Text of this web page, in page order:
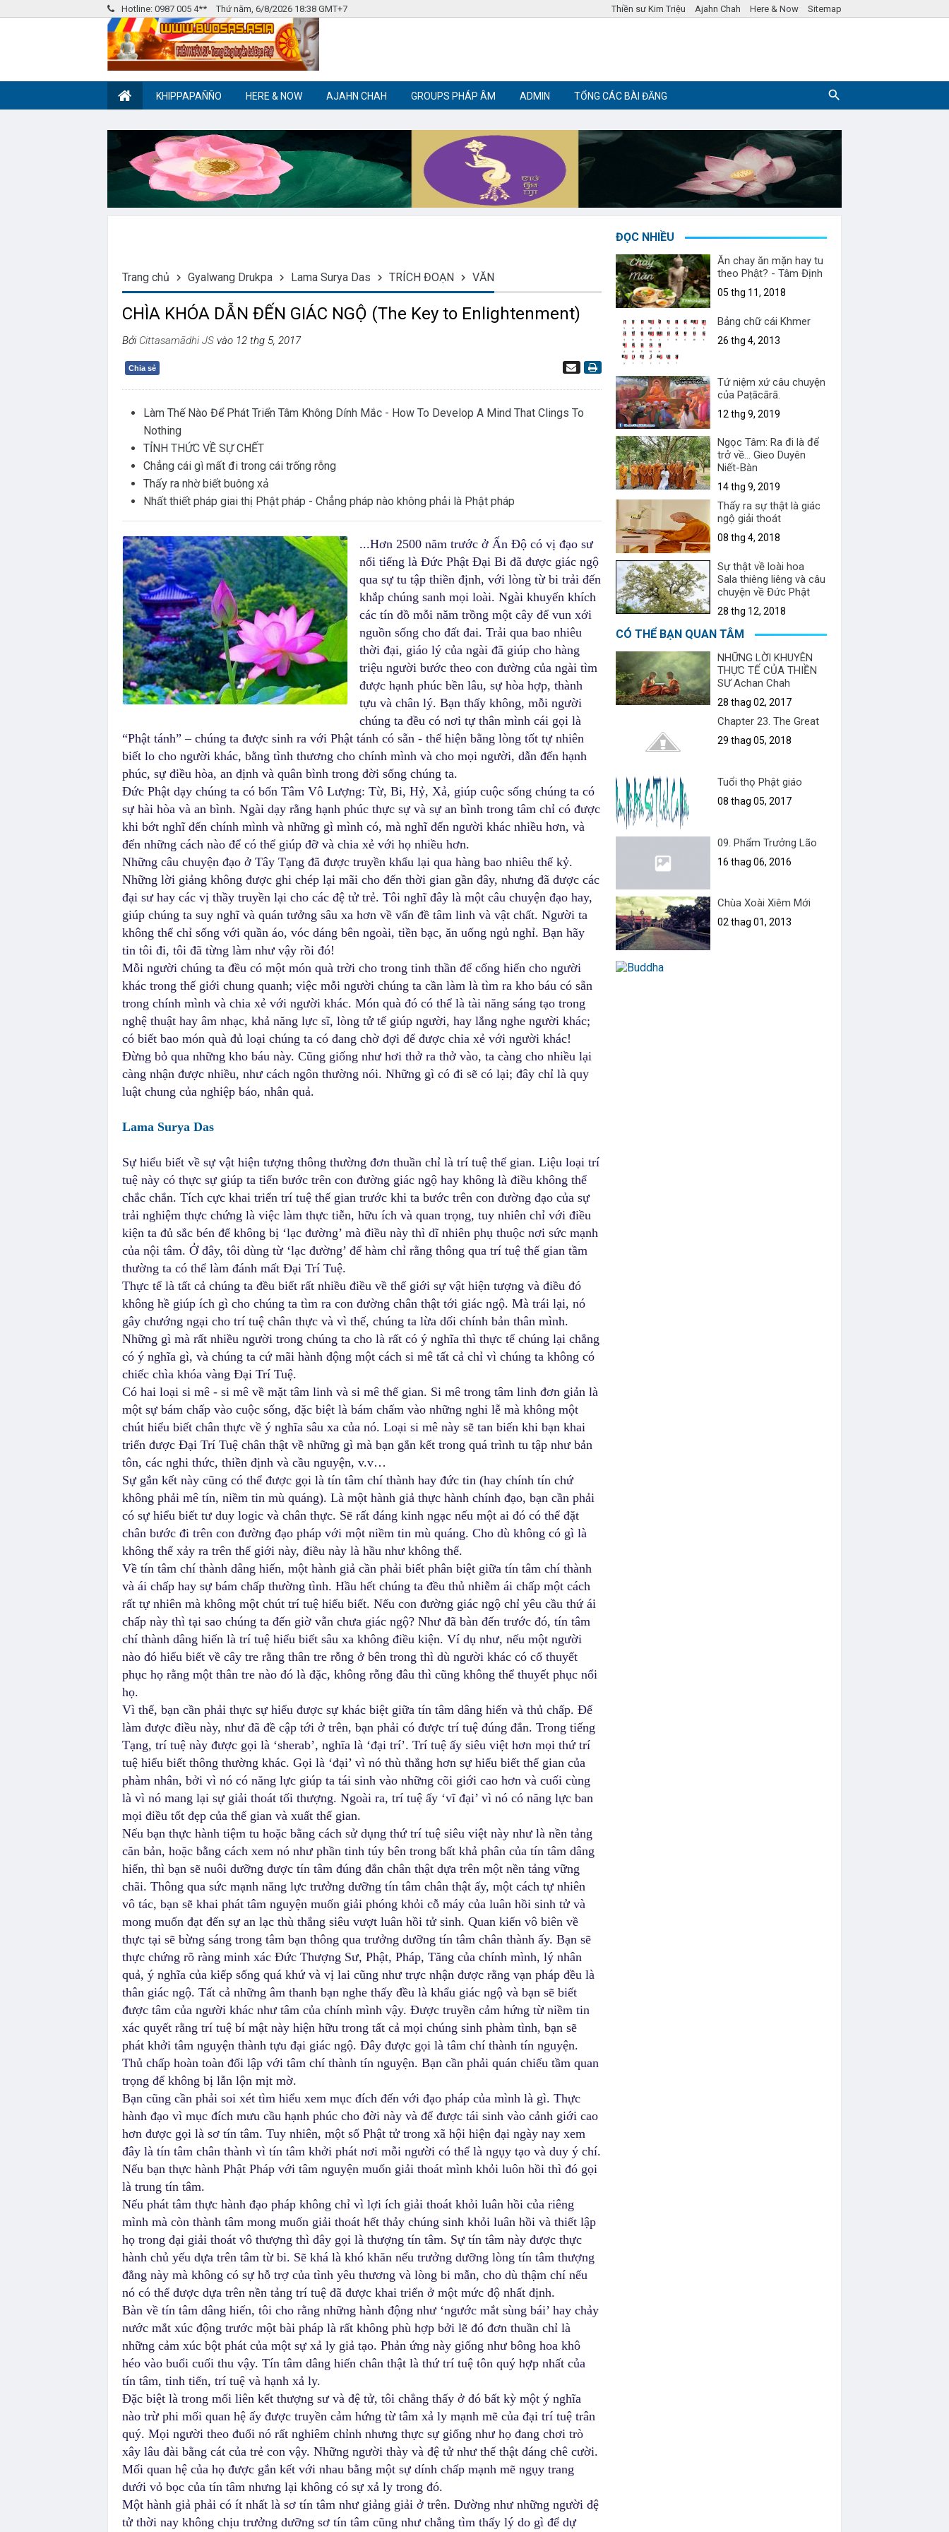
Hotline: 0987 005 4** Thứ năm, 6/8/2026 18:38 GMT+7 Thiền sư Kim Triệu Ajahn Chah Here & Now Sitemap
Thiền Phật giáo
KHIPPAPAÑÑO HERE & NOW AJAHN CHAH GROUPS PHÁP ÂM ADMIN TỔNG CÁC BÀI ĐĂNG
Trang chủ Gyalwang Drukpa Lama Surya Das TRÍCH ĐOẠN VĂN
CHÌA KHÓA DẪN ĐẾN GIÁC NGỘ (The Key to Enlightenment)
Bởi Cittasamādhi JS vào 12 thg 5, 2017
Chia sẻ
Làm Thế Nào Để Phát Triển Tâm Không Dính Mắc - How To Develop A Mind That Clings To
Nothing
TỈNH THỨC VỀ SỰ CHẾT
Chẳng cái gì mất đi trong cái trống rỗng
Thấy ra nhờ biết buông xả
Nhất thiết pháp giai thị Phật pháp - Chẳng pháp nào không phải là Phật pháp
...Hơn 2500 năm trước ở Ấn Độ có vị đạo sư
nổi tiếng là Đức Phật Đại Bi đã được giác ngộ
qua sự tu tập thiền định, với lòng từ bi trải đến
khắp chúng sanh mọi loài. Ngài khuyến khích
các tín đồ mỗi năm trồng một cây để vun xới
nguồn sống cho đất đai. Trải qua bao nhiêu
thời đại, giáo lý của ngài đã giúp cho hàng
triệu người bước theo con đường của ngài tìm
được hạnh phúc bền lâu, sự hòa hợp, thành
tựu và chân lý. Bạn thấy không, mỗi người
chúng ta đều có nơi tự thân mình cái gọi là
“Phật tánh” – chúng ta được sinh ra với Phật tánh có sẵn - thể hiện bằng lòng tốt tự nhiên
biết lo cho người khác, bằng tình thương cho chính mình và cho mọi người, dẫn đến hạnh
phúc, sự điều hòa, an định và quân bình trong đời sống chúng ta.
Đức Phật dạy chúng ta có bốn Tâm Vô Lượng: Từ, Bi, Hỷ, Xả, giúp cuộc sống chúng ta có
sự hài hòa và an bình. Ngài dạy rằng hạnh phúc thực sự và sự an bình trong tâm chỉ có được
khi bớt nghĩ đến chính mình và những gì mình có, mà nghĩ đến người khác nhiều hơn, và
đến những cách nào để có thể giúp đỡ và chia xẻ với họ nhiều hơn.
Những câu chuyện đạo ở Tây Tạng đã được truyền khẩu lại qua hàng bao nhiêu thế kỷ.
Những lời giảng không được ghi chép lại mãi cho đến thời gian gần đây, nhưng đã được các
đại sư hay các vị thầy truyền lại cho các đệ tử trẻ. Tôi nghĩ đây là một câu chuyện đạo hay,
giúp chúng ta suy nghĩ và quán tưởng sâu xa hơn về vấn đề tâm linh và vật chất. Người ta
không thể chỉ sống với quần áo, vóc dáng bên ngoài, tiền bạc, ăn uống ngủ nghỉ. Bạn hãy
tin tôi đi, tôi đã từng làm như vậy rồi đó!
Mỗi người chúng ta đều có một món quà trời cho trong tinh thần để cống hiến cho người
khác trong thế giới chung quanh; việc mỗi người chúng ta cần làm là tìm ra kho báu có sẵn
trong chính mình và chia xẻ với người khác. Món quà đó có thể là tài năng sáng tạo trong
nghệ thuật hay âm nhạc, khả năng lực sĩ, lòng tử tế giúp người, hay lắng nghe người khác;
có biết bao món quà đủ loại chúng ta có đang chờ đợi để được chia xẻ với người khác!
Đừng bỏ qua những kho báu này. Cũng giống như hơi thở ra thở vào, ta càng cho nhiều lại
càng nhận được nhiều, như cách ngôn thường nói. Những gì có đi sẽ có lại; đây chỉ là quy
luật chung của nghiệp báo, nhân quả.
Lama Surya Das
Sự hiểu biết về sự vật hiện tượng thông thường đơn thuần chỉ là trí tuệ thế gian. Liệu loại trí
tuệ này có thực sự giúp ta tiến bước trên con đường giác ngộ hay không là điều không thể
chắc chắn. Tích cực khai triển trí tuệ thế gian trước khi ta bước trên con đường đạo của sự
trải nghiệm thực chứng là việc làm thực tiễn, hữu ích và quan trọng, tuy nhiên chỉ với điều
kiện ta đủ sắc bén để không bị ‘lạc đường’ mà điều này thì dĩ nhiên phụ thuộc nơi sức mạnh
của nội tâm. Ở đây, tôi dùng từ ‘lạc đường’ để hàm chỉ rằng thông qua trí tuệ thế gian tầm
thường ta có thể làm đánh mất Đại Trí Tuệ.
Thực tế là tất cả chúng ta đều biết rất nhiều điều về thế giới sự vật hiện tượng và điều đó
không hề giúp ích gì cho chúng ta tìm ra con đường chân thật tới giác ngộ. Mà trái lại, nó
gây chướng ngại cho trí tuệ chân thực và vì thế, chúng ta lừa dối chính bản thân mình.
Những gì mà rất nhiều người trong chúng ta cho là rất có ý nghĩa thì thực tế chúng lại chẳng
có ý nghĩa gì, và chúng ta cứ mãi hành động một cách si mê tất cả chỉ vì chúng ta không có
chiếc chìa khóa vàng Đại Trí Tuệ.
Có hai loại si mê - si mê về mặt tâm linh và si mê thế gian. Si mê trong tâm linh đơn giản là
một sự bám chấp vào cuộc sống, đặc biệt là bám chấm vào những nghi lễ mà không một
chút hiểu biết chân thực về ý nghĩa sâu xa của nó. Loại si mê này sẽ tan biến khi bạn khai
triển được Đại Trí Tuệ chân thật về những gì mà bạn gắn kết trong quá trình tu tập như bản
tôn, các nghi thức, thiền định và cầu nguyện, v.v…
Sự gắn kết này cũng có thể được gọi là tín tâm chí thành hay đức tin (hay chính tín chứ
không phải mê tín, niềm tin mù quáng). Là một hành giả thực hành chính đạo, bạn cần phải
có sự hiểu biết tư duy logic và chân thực. Sẽ rất đáng kinh ngạc nếu một ai đó có thể đặt
chân bước đi trên con đường đạo pháp với một niềm tin mù quáng. Cho dù không có gì là
không thể xảy ra trên thế giới này, điều này là hầu như không thể.
Về tín tâm chí thành dâng hiến, một hành giả cần phải biết phân biệt giữa tín tâm chí thành
và ái chấp hay sự bám chấp thường tình. Hầu hết chúng ta đều thủ nhiễm ái chấp một cách
rất tự nhiên mà không một chút trí tuệ hiểu biết. Nếu con đường giác ngộ chỉ yêu cầu thứ ái
chấp này thì tại sao chúng ta đến giờ vẫn chưa giác ngộ? Như đã bàn đến trước đó, tín tâm
chí thành dâng hiến là trí tuệ hiểu biết sâu xa không điều kiện. Ví dụ như, nếu một người
nào đó hiểu biết về cây tre rằng thân tre rỗng ở bên trong thì dù người khác có cố thuyết
phục họ rằng một thân tre nào đó là đặc, không rỗng đâu thì cũng không thể thuyết phục nổi
họ.
Vì thế, bạn cần phải thực sự hiểu được sự khác biệt giữa tín tâm dâng hiến và thủ chấp. Để
làm được điều này, như đã đề cập tới ở trên, bạn phải có được trí tuệ đúng đắn. Trong tiếng
Tạng, trí tuệ này được gọi là ‘sherab’, nghĩa là ‘đại trí’. Trí tuệ ấy siêu việt hơn mọi thứ trí
tuệ hiểu biết thông thường khác. Gọi là ‘đại’ vì nó thù thắng hơn sự hiểu biết thế gian của
phàm nhân, bởi vì nó có năng lực giúp ta tái sinh vào những cõi giới cao hơn và cuối cùng
là vì nó mang lại sự giải thoát tối thượng. Ngoài ra, trí tuệ ấy ‘vĩ đại’ vì nó có năng lực ban
mọi điều tốt đẹp của thế gian và xuất thế gian.
Nếu bạn thực hành tiệm tu hoặc bằng cách sử dụng thứ trí tuệ siêu việt này như là nền tảng
căn bản, hoặc bằng cách xem nó như phần tinh túy bên trong bất khả phân của tín tâm dâng
hiến, thì bạn sẽ nuôi dưỡng được tín tâm đúng đắn chân thật dựa trên một nền tảng vững
chãi. Thông qua sức mạnh năng lực trưởng dưỡng tín tâm chân thật ấy, một cách tự nhiên
vô tác, bạn sẽ khai phát tâm nguyện muốn giải phóng khỏi cỗ máy của luân hồi sinh tử và
mong muốn đạt đến sự an lạc thù thắng siêu vượt luân hồi tử sinh. Quan kiến vô biên về
thực tại sẽ bừng sáng trong tâm bạn thông qua trưởng dưỡng tín tâm chân thành ấy. Bạn sẽ
thực chứng rõ ràng minh xác Đức Thượng Sư, Phật, Pháp, Tăng của chính mình, lý nhân
quả, ý nghĩa của kiếp sống quá khứ và vị lai cũng như trực nhận được rằng vạn pháp đều là
thân giác ngộ. Tất cả những âm thanh bạn nghe thấy đều là khẩu giác ngộ và bạn sẽ biết
được tâm của người khác như tâm của chính mình vậy. Được truyền cảm hứng từ niềm tin
xác quyết rằng trí tuệ bí mật này hiện hữu trong tất cả mọi chúng sinh phàm tình, bạn sẽ
phát khởi tâm nguyện thành tựu đại giác ngộ. Đây được gọi là tâm chí thành tín nguyện.
Thủ chấp hoàn toàn đối lập với tâm chí thành tín nguyện. Bạn cần phải quán chiếu tầm quan
trọng để không bị lẫn lộn mịt mờ.
Bạn cũng cần phải soi xét tìm hiểu xem mục đích đến với đạo pháp của mình là gì. Thực
hành đạo vì mục đích mưu cầu hạnh phúc cho đời này và để được tái sinh vào cảnh giới cao
hơn được gọi là sơ tín tâm. Tuy nhiên, một số Phật tử trong xã hội hiện đại ngày nay xem
đây là tín tâm chân thành vì tín tâm khởi phát nơi mỗi người có thể là ngụy tạo và duy ý chí.
Nếu bạn thực hành Phật Pháp với tâm nguyện muốn giải thoát mình khỏi luôn hồi thì đó gọi
là trung tín tâm.
Nếu phát tâm thực hành đạo pháp không chỉ vì lợi ích giải thoát khỏi luân hồi của riêng
mình mà còn thành tâm mong muốn giải thoát hết thảy chúng sinh khỏi luân hồi và thiết lập
họ trong đại giải thoát vô thượng thì đây gọi là thượng tín tâm. Sự tín tâm này được thực
hành chủ yếu dựa trên tâm từ bi. Sẽ khá là khó khăn nếu trưởng dưỡng lòng tín tâm thượng
đẳng này mà không có sự hỗ trợ của tình yêu thương và lòng bi mẫn, cho dù thậm chí nếu
nó có thể được dựa trên nền tảng trí tuệ đã được khai triển ở một mức độ nhất định.
Bàn về tín tâm dâng hiến, tôi cho rằng những hành động như ‘ngước mắt sùng bái’ hay chảy
nước mắt xúc động trước một bài pháp là rất không phù hợp bởi lẽ đó đơn thuần chỉ là
những cảm xúc bột phát của một sự xả ly giả tạo. Phản ứng này giống như bông hoa khô
héo vào buổi cuối thu vậy. Tín tâm dâng hiến chân thật là thứ trí tuệ tôn quý hợp nhất của
tín tâm, tinh tiến, trí tuệ và hạnh xả ly.
Đặc biệt là trong mối liên kết thượng sư và đệ tử, tôi chẳng thấy ở đó bất kỳ một ý nghĩa
nào trừ phi mối quan hệ ấy được truyền cảm hứng từ tâm xả ly mạnh mẽ của đại trí tuệ trân
quý. Mọi người theo đuổi nó rất nghiêm chỉnh nhưng thực sự giống như họ đang chơi trò
xây lâu đài bằng cát của trẻ con vậy. Những người thày và đệ tử như thế thật đáng chê cười.
Mối quan hệ của họ được gắn kết với nhau bằng một sự dính chấp mạnh mẽ ngụy trang
dưới vỏ bọc của tín tâm nhưng lại không có sự xả ly trong đó.
Một hành giả phải có ít nhất là sơ tín tâm như giảng giải ở trên. Dường như những người đệ
tử thời nay không chịu trưởng dưỡng sơ tín tâm cũng như chẳng tìm thấy lý do gì để dự
ĐỌC NHIỀU
Ăn chay ăn mặn hay tu
theo Phật? - Tâm Định
05 thg 11, 2018
Bảng chữ cái Khmer
26 thg 4, 2013
Tứ niệm xứ câu chuyện
của Paṭācārā.
12 thg 9, 2019
Ngọc Tâm: Ra đi là để
trở về... Gieo Duyên
Niết-Bàn
14 thg 9, 2019
Thấy ra sự thật là giác
ngộ giải thoát
08 thg 4, 2018
Sự thật về loài hoa
Sala thiêng liêng và câu
chuyện về Đức Phật
28 thg 12, 2018
CÓ THỂ BẠN QUAN TÂM
NHỮNG LỜI KHUYÊN
THỰC TẾ CỦA THIỀN
SƯ Achan Chah
28 thag 02, 2017
Chapter 23. The Great
29 thag 05, 2018
Tuổi thọ Phật giáo
08 thag 05, 2017
09. Phẩm Trưởng Lão
16 thag 06, 2016
Chùa Xoài Xiêm Mới
02 thag 01, 2013